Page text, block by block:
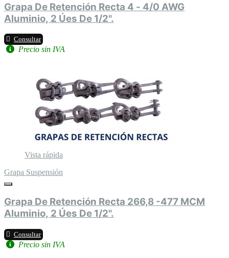
Grapa De Retención Recta 4 - 4/0 AWG
Aluminio, 2 Úes De 1/2".
Consultar
Precio sin IVA
Vista rápida
Grapa Suspensión
Grapa De Retención Recta 266,8 -477 MCM
Aluminio, 2 Úes De 1/2".
Consultar
Precio sin IVA